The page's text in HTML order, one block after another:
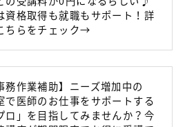
資格取得も就職もサポート！詳
ちらをチェック→
務作業補助】ニーズ増加中の
で医師のお仕事をサポートする
ロ」を目指してみませんか？今